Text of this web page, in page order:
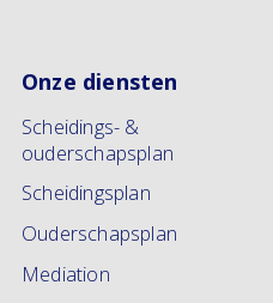
Onze diensten
Scheidings- &
ouderschapsplan
Scheidingsplan
Ouderschapsplan
Mediation